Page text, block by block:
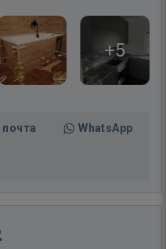
+5
WhatsApp